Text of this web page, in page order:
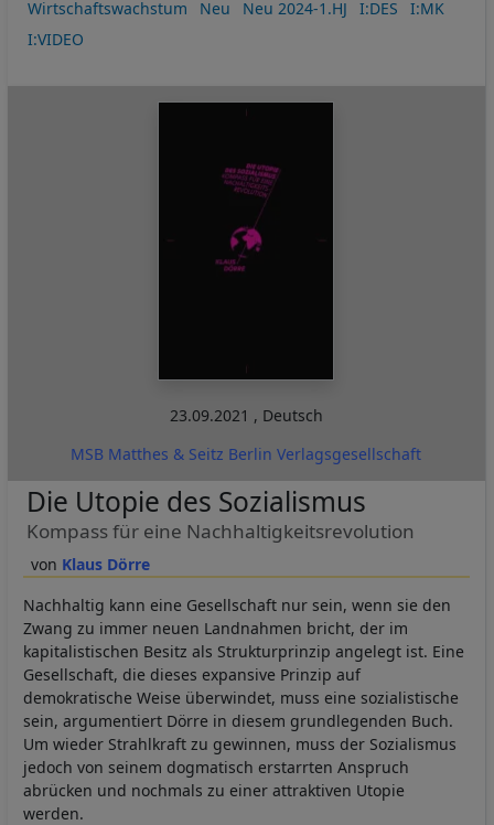
Wirtschaftswachstum
Neu Neu 2024-1.HJ I:DES
I:MK
I:VIDEO
23.09.2021 , Deutsch
MSB Matthes & Seitz Berlin Verlagsgesellschaft
Klaus Dörre
Die Utopie des Sozialismus
Kompass für eine Nachhaltigkeitsrevolution
Nachhaltig kann eine Gesellschaft nur sein, wenn sie den
Zwang zu immer neuen Landnahmen bricht, der im
kapitalistischen Besitz als Strukturprinzip angelegt ist. Eine
Gesellschaft, die dieses expansive Prinzip auf
demokratische Weise überwindet, muss eine sozialistische
sein, argumentiert Dörre in diesem grundlegenden Buch.
Um wieder Strahlkraft zu gewinnen, muss der Sozialismus
jedoch von seinem dogmatisch erstarrten Anspruch
abrücken und nochmals zu einer attraktiven Utopie
werden.